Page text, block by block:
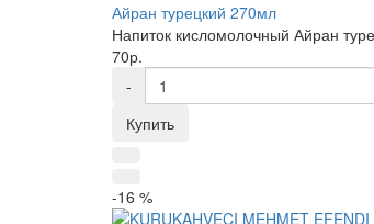
Айран турецкий 270мл
Напиток кисломолочный Айран
70р.
-
Купить
-16 %